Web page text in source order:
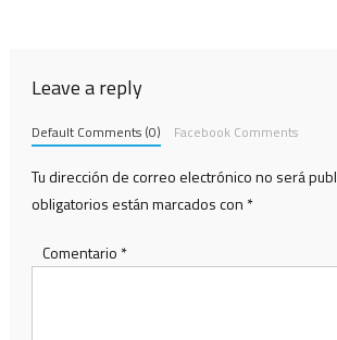
Leave a reply
Default Comments (0) Facebook Comments
Tu dirección de correo electrónico no será
obligatorios están marcados con *
Comentario *